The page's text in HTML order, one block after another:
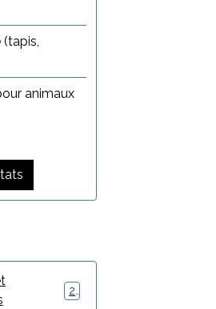
(tapis,
animaux
2